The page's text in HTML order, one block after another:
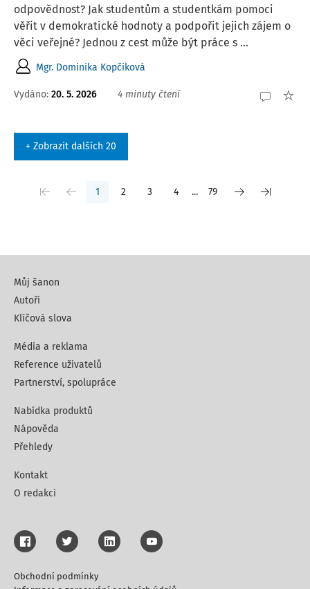
odpovědnost? Jak studentům a studentkám pomoci
věřit v demokratické hodnoty a podpořit jejich zájem o
věci veřejné? Jednou z cest může být práce s ...
Mgr. Dominika Kopčiková
Vydáno: 20. 5. 2026 4 minuty čtení
+ Zobrazit dalších 20
1 2 3 4 ... 79
Můj šanon
Autoři
Klíčová slova
Média a reklama
Reference uživatelů
Partnerství, spolupráce
Nabídka produktů
Nápověda
Přehledy
Kontakt
O redakci
Obchodní podmínky